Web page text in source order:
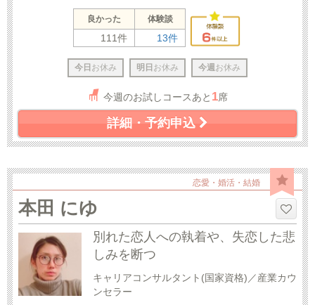
良かった 体験談
111件 13件
今日 お休み 明日 お休み 今週 お休み
今週のお試しコースあと 1席
詳細・予約申込
恋愛・婚活・結婚
本田 にゆ
別れた恋人への執着や、失恋した悲
しみを断つ
キャリアコンサルタント(国家資格)／産業カウ
ンセラー